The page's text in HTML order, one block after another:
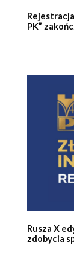
PK”
Rusza X
zdobycia